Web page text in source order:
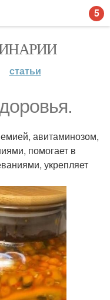
статьи
авитаминозом,
помогает в
укрепляет
5